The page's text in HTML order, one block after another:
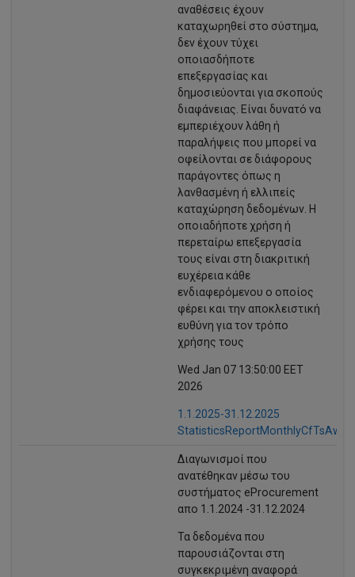
αναθέσεις έχουν
καταχωρηθεί στο σύστημα,
δεν έχουν τύχει
οποιασδήποτε
επεξεργασίας και
δημοσιεύονται για σκοπούς
διαφάνειας. Είναι δυνατό να
εμπεριέχουν λάθη ή
παραλήψεις που μπορεί να
οφείλονται σε διάφορους
παράγοντες όπως η
λανθασμένη ή ελλιπείς
καταχώρηση δεδομένων. Η
οποιαδήποτε χρήση ή
περεταίρω επεξεργασία
τους είναι στη διακριτική
ευχέρεια κάθε
ενδιαφερόμενου ο οποίος
φέρει και την αποκλειστική
ευθύνη για τον τρόπο
χρήσης τους
Wed Jan 07 13:50:00 EET
2026
1.1.2025-31.12.2025
Διαγωνισμοί που
ανατέθηκαν μέσω του
συστήματος eProcurement
απo 1.1.2024 -31.12.2024
Τα δεδομένα που
παρουσιάζονται στη
συγκεκριμένη αναφορά